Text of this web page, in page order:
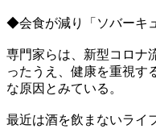
◆会食が減り「ソバーキ
専門家らは、新型コロナ
ったうえ、健康を重視す
な原因とみている。
最近は酒を飲まないライ